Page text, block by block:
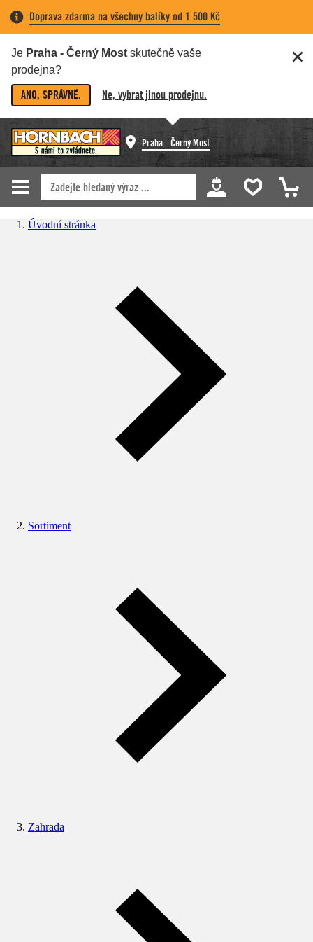
Doprava zdarma na všechny balíky od 1 500 Kč
Je Praha - Černý Most skutečně vaše
prodejna?
ANO, SPRÁVNĚ. Ne, vybrat jinou prodejnu.
Praha - Černý Most
Úvodní stránka
Sortiment
Zahrada